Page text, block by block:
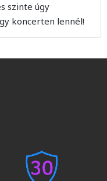
szinte úgy
koncerten lennél!